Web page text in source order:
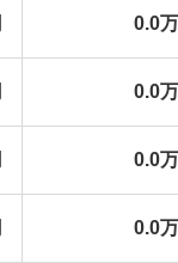
0.0
0.0
0.0
0.0